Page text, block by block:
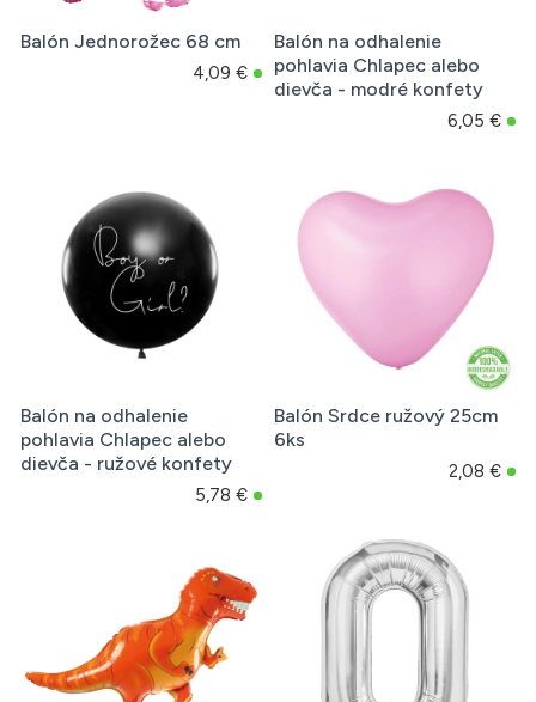
Balón Jednorožec 68 cm
4,09 €
Balón na odhalenie
pohlavia Chlapec alebo
dievča - modré konfety
6,05 €
Balón na odhalenie
pohlavia Chlapec alebo
dievča - ružové konfety
5,78 €
Balón Srdce ružový 25cm
6ks
2,08 €